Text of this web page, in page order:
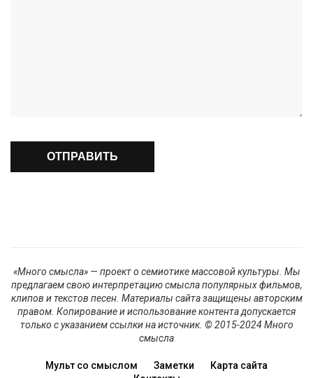
«Много смысла» — проект о семиотике массовой культуры. Мы
предлагаем свою интерпретацию смысла популярных фильмов,
клипов и текстов песен. Материалы сайта защищены авторским
правом. Копирование и использование контента допускается
только с указанием ссылки на источник. © 2015-2024 Много
смысла
Мульт со смыслом Заметки
Карта сайта